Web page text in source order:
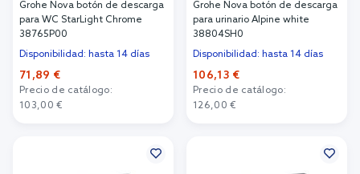
Grohe Nova botón de descarga
para WC StarLight Chrome
38765P00
Disponibilidad: hasta 14 días
71,89 €
Precio de catálogo:
103,00 €
Grohe Nova botón de descarga
para urinario Alpine white
38804SH0
Disponibilidad: hasta 14 días
106,13 €
Precio de catálogo:
126,00 €